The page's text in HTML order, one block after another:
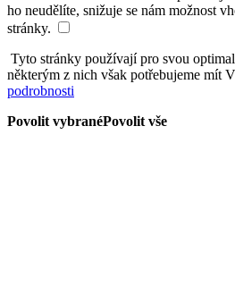
ho neudělíte, snižuje se nám možnost
stránky.
Tyto stránky používají pro svou
některým z nich však potřebujeme mít
podrobnosti
Povolit vybranéPovolit vše